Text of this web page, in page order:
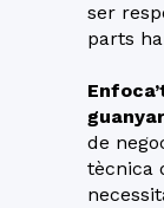
ser
parts
de
tècnica